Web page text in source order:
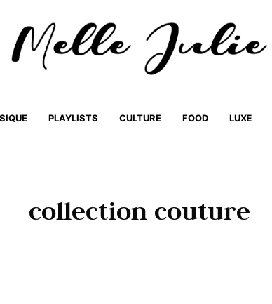
PLAYLISTS CULTURE FOOD LUXE
collection couture